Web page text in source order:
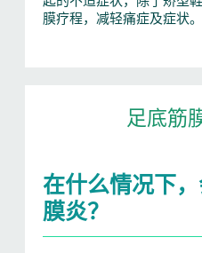
膜疗程，减轻痛症及症状。
足底筋
在什么情况下
膜炎？